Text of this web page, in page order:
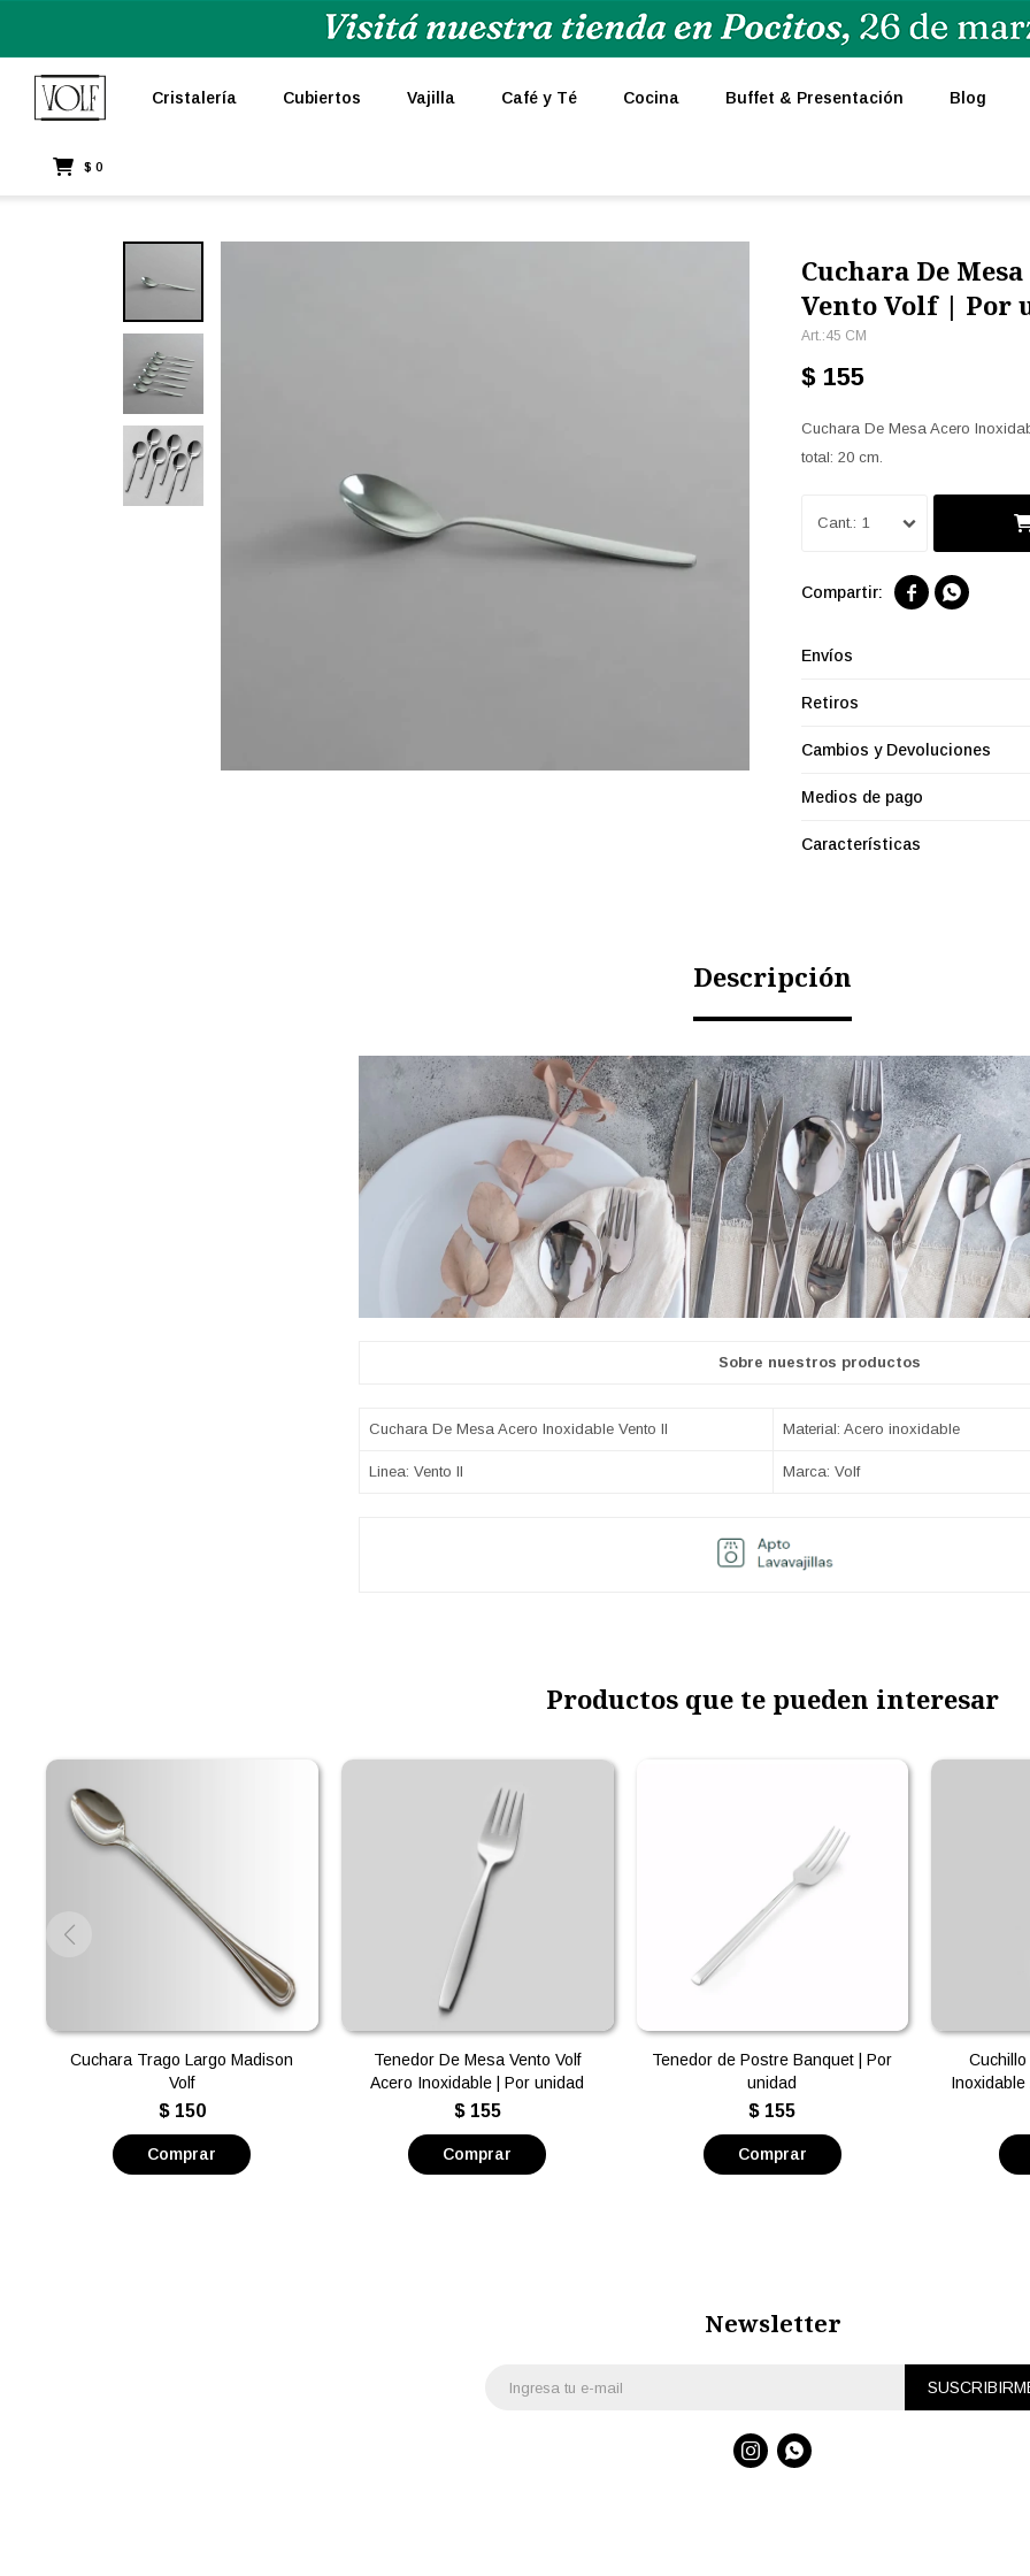
Cristalería Cubiertos Vajilla Café y Té Cocina Buffet & Presentación Blog
$ 0
Cuchara De
Vento Volf | Por
45 CM
$ 155
Cuchara De Mesa Acero
total: 20 cm.
1
 
Envíos
Retiros
Cambios y Devoluciones
Medios de pago
Características
Descripción
Sobre nuestros productos
Cuchara De Mesa Acero Inoxidable Vento II Material: Acero inoxidable
Linea: Vento II Marca: Volf
Productos que te pueden interesar
Cuchara Trago Largo Madison
Volf
$ 150
Tenedor De Mesa Vento Volf
Acero Inoxidable | Por unidad
$ 155
Tenedor de Postre Banquet | Por
unidad
$ 155
Inoxidable
Newsletter
 